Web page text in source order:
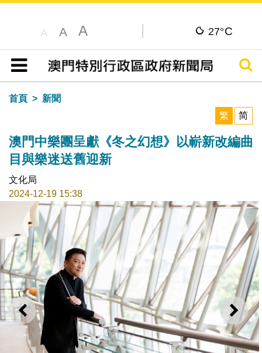
A A A 27°C
目錄
搜尋
首頁
新聞
繁
简
澳門中樂團呈獻《冬之幻想》以嶄新改編曲
目與樂迷送舊迎新
文化局
2024-12-19 15:38
上一則 下一